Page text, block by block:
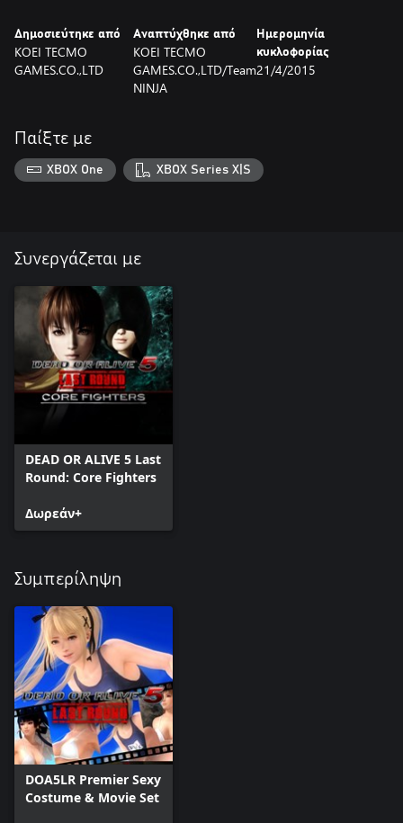
Δημοσιεύτηκε από
KOEI TECMO
GAMES.CO.,LTD
Αναπτύχθηκε από
KOEI TECMO
GAMES.CO.,LTD/Team
NINJA
Ημερομηνία
κυκλοφορίας
21/4/2015
Παίξτε με
XBOX One XBOX Series X|S
Συνεργάζεται με
DEAD OR ALIVE 5 Last
Round: Core Fighters
Δωρεάν+
Συμπερίληψη
DOA5LR Premier Sexy
Costume & Movie Set